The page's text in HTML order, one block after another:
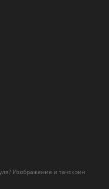
Изображение и тачскрин